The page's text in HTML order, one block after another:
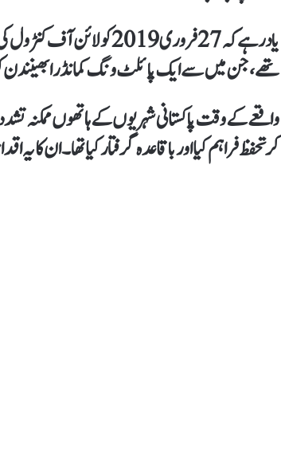
یاد رہے کہ 27 فروری 2019
تھے، جن میں سے ایک پائلٹ ونگ کمانڈر ابھینندن کو
واقعے کے وقت پاکستانی شہریوں کے ہاتھوں ممکنہ
کر تحفظ فراہم کیا اور باقاعدہ گرفتار کیا تھا۔ ان کا یہ